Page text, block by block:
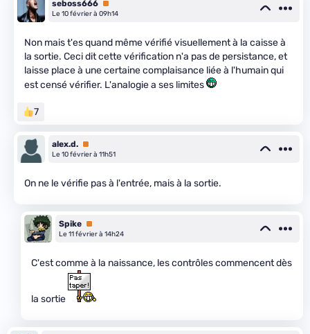
seboss666 Premium
Le 10 février à 09h14
Non mais t'es quand même vérifié visuellement à la caisse à
la sortie. Ceci dit cette vérification n'a pas de persistance, et
laisse place à une certaine complaisance liée à l'humain qui
est censé vérifier. L'analogie a ses limites
7
alex.d. Premium
Le 10 février à 11h51
On ne le vérifie pas à l'entrée, mais à la sortie.
Spike Premium
Le 11 février à 14h24
C'est comme à la naissance, les contrôles commencent dès
la sortie